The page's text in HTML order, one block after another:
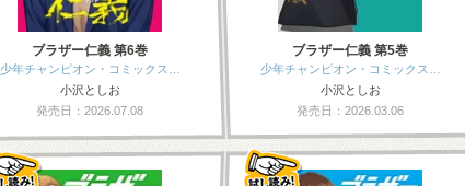
ブラザー仁義 第6巻
少年チャンピオン・コミックス…
小沢としお
発売日：2026.07.08
ブラザー仁義 第5巻
少年チャンピオン・コミックス…
小沢としお
発売日：2026.03.06